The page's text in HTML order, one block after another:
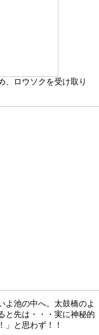
、ロウソクを受け取り
よ池の中へ。太鼓橋のよ
と先は・・・実に神秘的
」と思わず！！